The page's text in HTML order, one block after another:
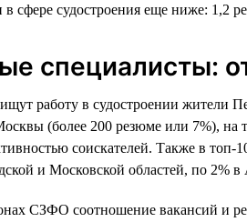
сфере судостроения еще ниже: 1,2
специалисты:
работу в судостроении жители
(более 200 резюме или 7%), на
соискателей. Также в
и Московской областей, по 2%
СЗФО соотношение вакансий и